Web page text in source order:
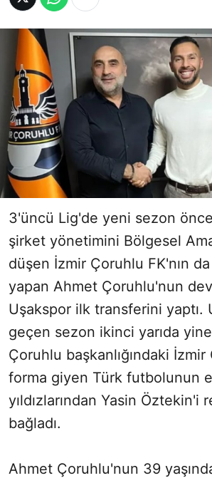
3'üncü Lig'de yeni sezon
şirket yönetimini Bölgesel
düşen İzmir Çoruhlu FK'nın da
yapan Ahmet Çoruhlu'nun
Uşakspor ilk transferini yaptı.
geçen sezon ikinci yarıda
Çoruhlu başkanlığındaki
forma giyen Türk futbolunun
yıldızlarından Yasin Öztekin'i
bağladı.
Ahmet Çoruhlu'nun 39